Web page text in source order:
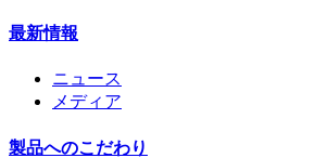
最新情報
ニュース
メディア
製品へのこだわり